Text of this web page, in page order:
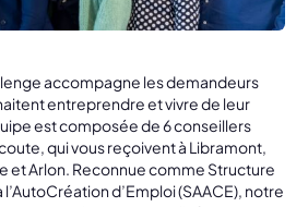
accompagne lesdemandeurs
entreprendreetvivrede leur
estcomposéede6conseillers
qui vous reçoivent à Libramont,
et Arlon. Reconnuecomme Structure
l’AutoCréationd’Emploi (SAACE), notre